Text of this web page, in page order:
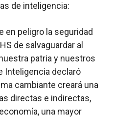
de inteligencia:
en peligro la seguridad
de salvaguardar al
patria y nuestros
Inteligencia declaró
cambiante creará una
directas e indirectas,
una mayor